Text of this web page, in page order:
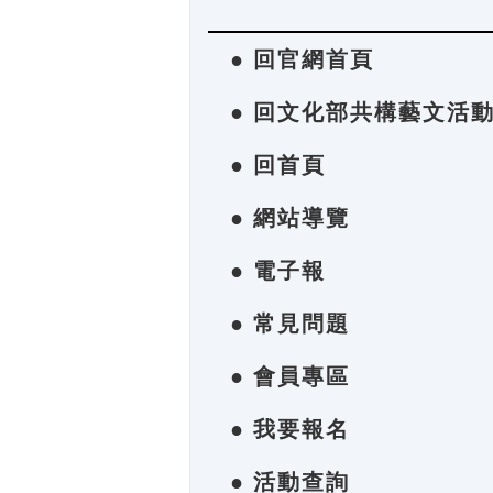
● 回官網首頁
● 回文化部共構藝文活
● 回首頁
● 網站導覽
● 電子報
● 常見問題
● 會員專區
● 我要報名
● 活動查詢